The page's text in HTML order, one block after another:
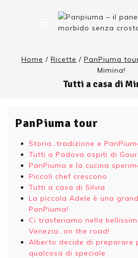
Home / Ricette / PanPiuma
Mimina!
Tutti a casa di
PanPiuma tour
Storia…tradizione e
Tutti a Padova ospiti di
PanPiuma e la cucina
Piccoli chef crescono
Tutti a casa di Silvia
La piccola Adele è una
PanPiuma!
Ci trasferiamo nella
Venezia…on the road!
Alberto decide di preparare
qualcosa di speciale